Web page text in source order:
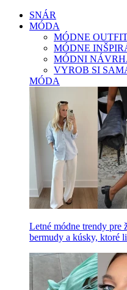
SNÁR
MÓDA
MÓDNE
MÓDNE
MÓDNI
VYROB SI
MÓDA
Letné módne trendy pre
bermudy a kúsky, ktoré